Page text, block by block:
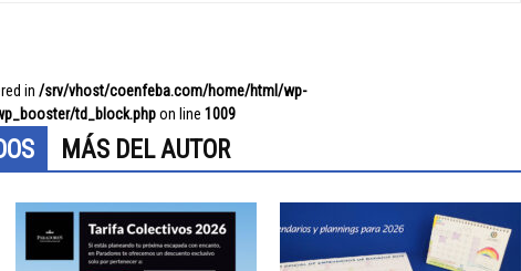
in /srv/vhost/coenfeba.com/home/html/wp-
td_block.phpon line 1009
MÁS DEL AUTOR